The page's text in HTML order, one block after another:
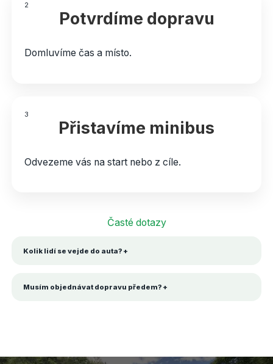
2
Potvrdíme dopravu
Domluvíme čas a místo.
3
Přistavíme minibus
Odvezeme vás na start nebo z cíle.
Časté dotazy
Kolik lidí se vejde do auta?
Musím objednávat dopravu předem?